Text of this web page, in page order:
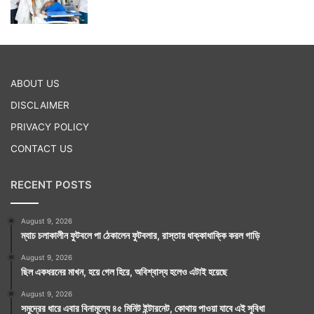
ABOUT US
DISCLAIMER
PRIVACY POLICY
CONTACT US
RECENT POSTS
August 9, 2026
ম্যাচ চলাকালীন ফুটবলে পা ঠেকালেন ফুটবলার, রাস্তায় ধাক্কাধাক্কি করল গাড়ি
August 9, 2026
ছিল একধরনের মাখন, হয়ে গেল হিরে, অবিশ্বাস্য হলেও এটাই হয়েছে
August 9, 2026
সমুদ্রের ধারে এবার বিনামূল্যে ৪৫ মিনিট ইন্টারনেট, কোথায় পাওয়া যাবে এই সুবিধা